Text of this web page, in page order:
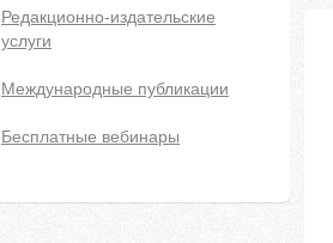
Редакционно-издательские
услуги
Международные публикации
Бесплатные вебинары